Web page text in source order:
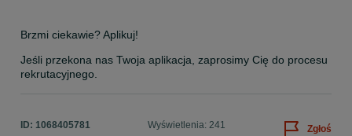
Brzmi ciekawie? Aplikuj!
Jeśli przekona nas Twoja aplikacja, zaprosimy Cię do procesu
rekrutacyjnego.
ID: 1068405781 Wyświetlenia: 241 Zgłoś